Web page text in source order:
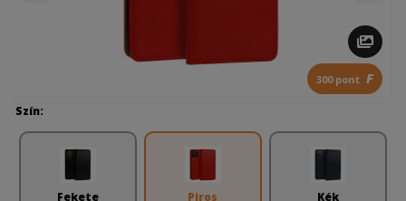
300 pont F
Szín:
Fekete Piros Kék